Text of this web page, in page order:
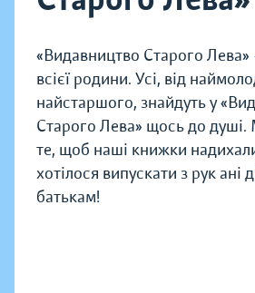
«Видавництво Старого Лева»
всієї родини. Усі, від
найстаршого, знайдуть у
Старого Лева» щось до
те, щоб наші книжки надихали
хотілося випускати з рук ані
батькам!